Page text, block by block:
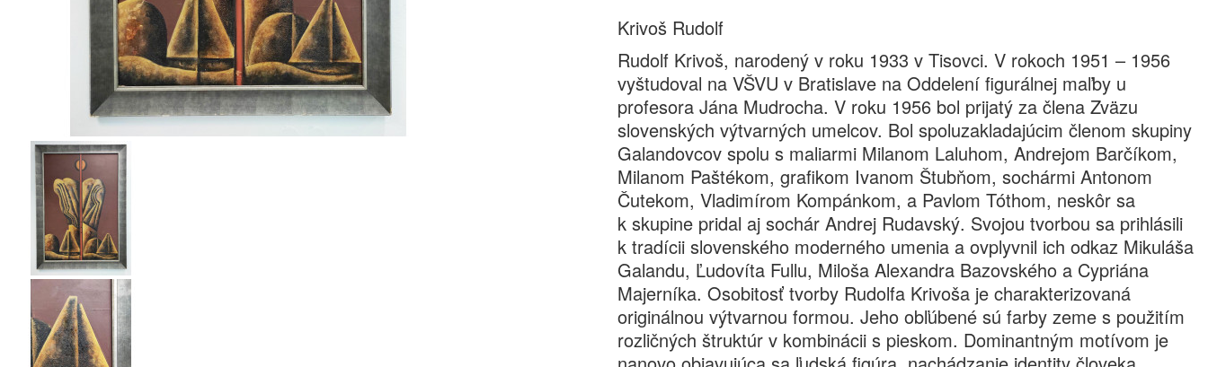
Krivoš Rudolf
Rudolf Krivoš, narodený v roku 1933 v Tisovci. V rokoch 1951 – 1956
vyštudoval na VŠVU v Bratislave na Oddelení figurálnej maľby u
profesora Jána Mudrocha. V roku 1956 bol prijatý za člena Zväzu
slovenských výtvarných umelcov. Bol spoluzakladajúcim členom skupiny
Galandovcov spolu s maliarmi Milanom Laluhom, Andrejom Barčíkom,
Milanom Paštékom, grafikom Ivanom Štubňom, sochármi Antonom
Čutekom, Vladimírom Kompánkom, a Pavlom Tóthom, neskôr sa
k skupine pridal aj sochár Andrej Rudavský. Svojou tvorbou sa prihlásili
k tradícii slovenského moderného umenia a ovplyvnil ich odkaz Mikuláša
Galandu, Ľudovíta Fullu, Miloša Alexandra Bazovského a Cypriána
Majerníka. Osobitosť tvorby Rudolfa Krivoša je charakterizovaná
originálnou výtvarnou formou. Jeho obľúbené sú farby zeme s použitím
rozličných štruktúr v kombinácii s pieskom. Dominantným motívom je